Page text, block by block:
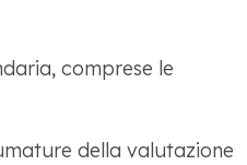
comprese le
della valutazione